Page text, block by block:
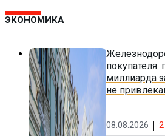
ЭКОНОМИКА
миллиарда
не
08.08.2026 2